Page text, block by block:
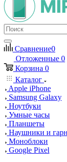
Сравнение0
Отложенные 0
Корзина 0
Каталог
Apple iPhone
Samsung Galaxy
Ноутбуки
Умные часы
Планшеты
Наушники и
Моноблоки
Google Pixel